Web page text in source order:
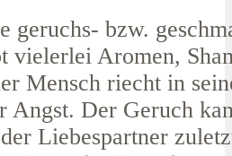
geruchs- bzw.
vielerlei Aromen,
Mensch riecht in
Angst. Der Geruch
Liebespartner